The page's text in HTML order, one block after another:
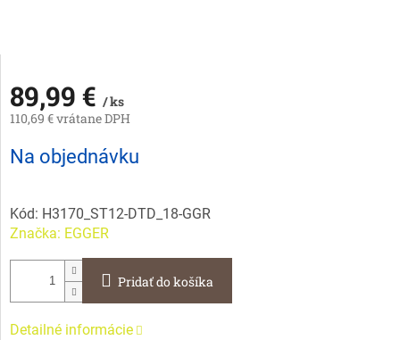
89,99 € / ks
110,69 € vrátane DPH
Jednotková
cena:
Na objednávku
Kód: H3170_ST12-DTD_18-GGR
Značka: EGGER
Pridať do košíka
Detailné informácie